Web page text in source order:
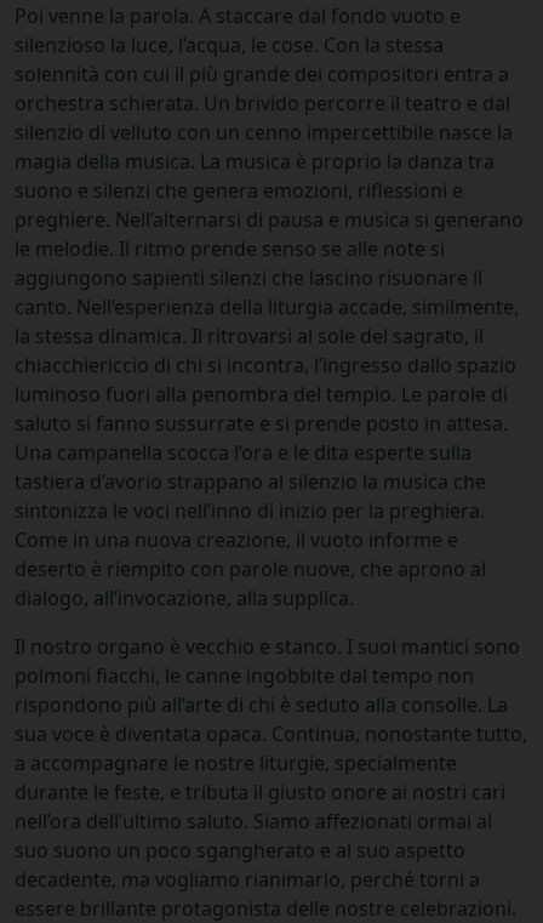
Poi venne la parola. A staccare dal fondo vuoto e
silenzioso la luce, l’acqua, le cose. Con la stessa
solennità con cui il più grande dei compositori entra a
orchestra schierata. Un brivido percorre il teatro e dal
silenzio di velluto con un cenno impercettibile nasce la
magia della musica. La musica è proprio la danza tra
suono e silenzi che genera emozioni, riflessioni e
preghiere. Nell’alternarsi di pausa e musica si generano
le melodie. Il ritmo prende senso se alle note si
aggiungono sapienti silenzi che lascino risuonare il
canto. Nell’esperienza della liturgia accade, similmente,
la stessa dinamica. Il ritrovarsi al sole del sagrato, il
chiacchiericcio di chi si incontra, l’ingresso dallo spazio
luminoso fuori alla penombra del tempio. Le parole di
saluto si fanno sussurrate e si prende posto in attesa.
Una campanella scocca l’ora e le dita esperte sulla
tastiera d’avorio strappano al silenzio la musica che
sintonizza le voci nell’inno di inizio per la preghiera.
Come in una nuova creazione, il vuoto informe e
deserto è riempito con parole nuove, che aprono al
dialogo, all’invocazione, alla supplica.
Il nostro organo è vecchio e stanco. I suoi mantici sono
polmoni fiacchi, le canne ingobbite dal tempo non
rispondono più all’arte di chi è seduto alla consolle. La
sua voce è diventata opaca. Continua, nonostante tutto,
a accompagnare le nostre liturgie, specialmente
durante le feste, e tributa il giusto onore ai nostri cari
nell’ora dell’ultimo saluto. Siamo affezionati ormai al
suo suono un poco sgangherato e al suo aspetto
decadente, ma vogliamo rianimarlo, perché torni a
essere brillante protagonista delle nostre celebrazioni.